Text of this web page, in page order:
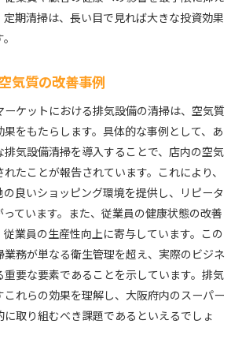
定期清掃は、長い目で見れば大きな投資効果
気質の改善事例
ーケットにおける排気設備の清掃は、空気質
果をもたらします。具体的な事例として、あ
排気設備清掃を導入することで、店内の空気
たことが報告されています。これにより、
良いショッピング環境を提供し、リピータ
っています。また、従業員の健康状態の改善
従業員の生産性向上に寄与しています。この
業務が単なる衛生管理を超え、実際のビジネ
重要な要素であることを示しています。排気
これらの効果を理解し、大阪府内のスーパー
に取り組むべき課題であるといえるでしょ